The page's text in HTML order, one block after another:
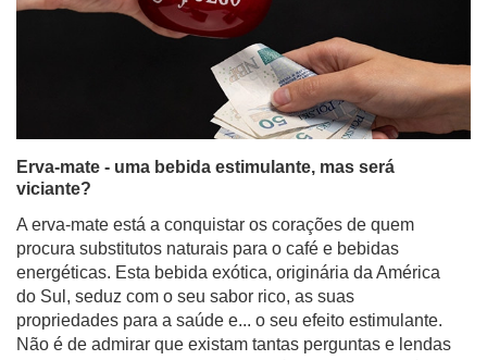
Erva-mate - uma bebida estimulante, mas será
viciante?
A erva-mate está a conquistar os corações de quem
procura substitutos naturais para o café e bebidas
energéticas. Esta bebida exótica, originária da América
do Sul, seduz com o seu sabor rico, as suas
propriedades para a saúde e... o seu efeito estimulante.
Não é de admirar que existam tantas perguntas e lendas